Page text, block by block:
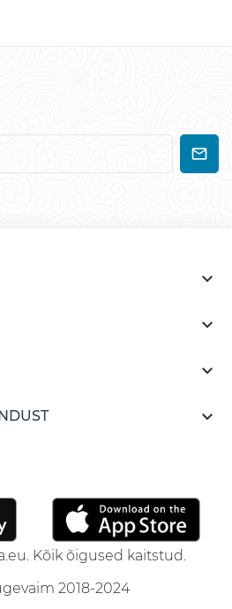




Kõik õigused kaitstud.
2018-2024